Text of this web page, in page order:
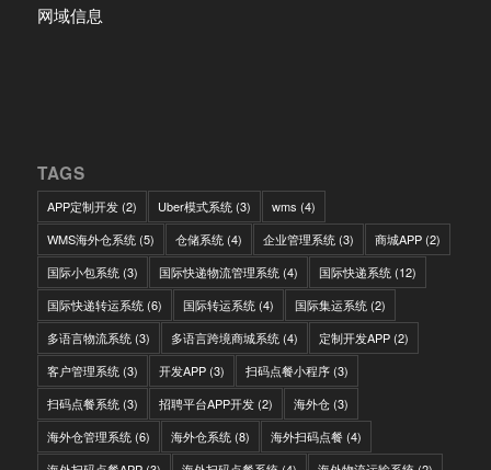
网域信息
TAGS
APP定制开发(2) Uber模式系统(3) wms (4)
WMS海外仓系统(5) 仓储系统(4) 企业管理系统(3) 商城APP(2)
国际小包系统(3) 国际快递物流管理系统(4) 国际快递系统(12)
国际快递转运系统(6) 国际转运系统(4) 国际集运系统(2)
多语言物流系统(3) 多语言跨境商城系统(4) 定制开发APP(2)
客户管理系统(3) 开发APP(3) 扫码点餐小程序(3)
扫码点餐系统(3) 招聘平台APP开发(2) 海外仓(3)
海外仓管理系统(6) 海外仓系统(8) 海外扫码点餐(4)